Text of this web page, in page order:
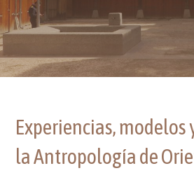
Experiencias, modelos
la Antropología de